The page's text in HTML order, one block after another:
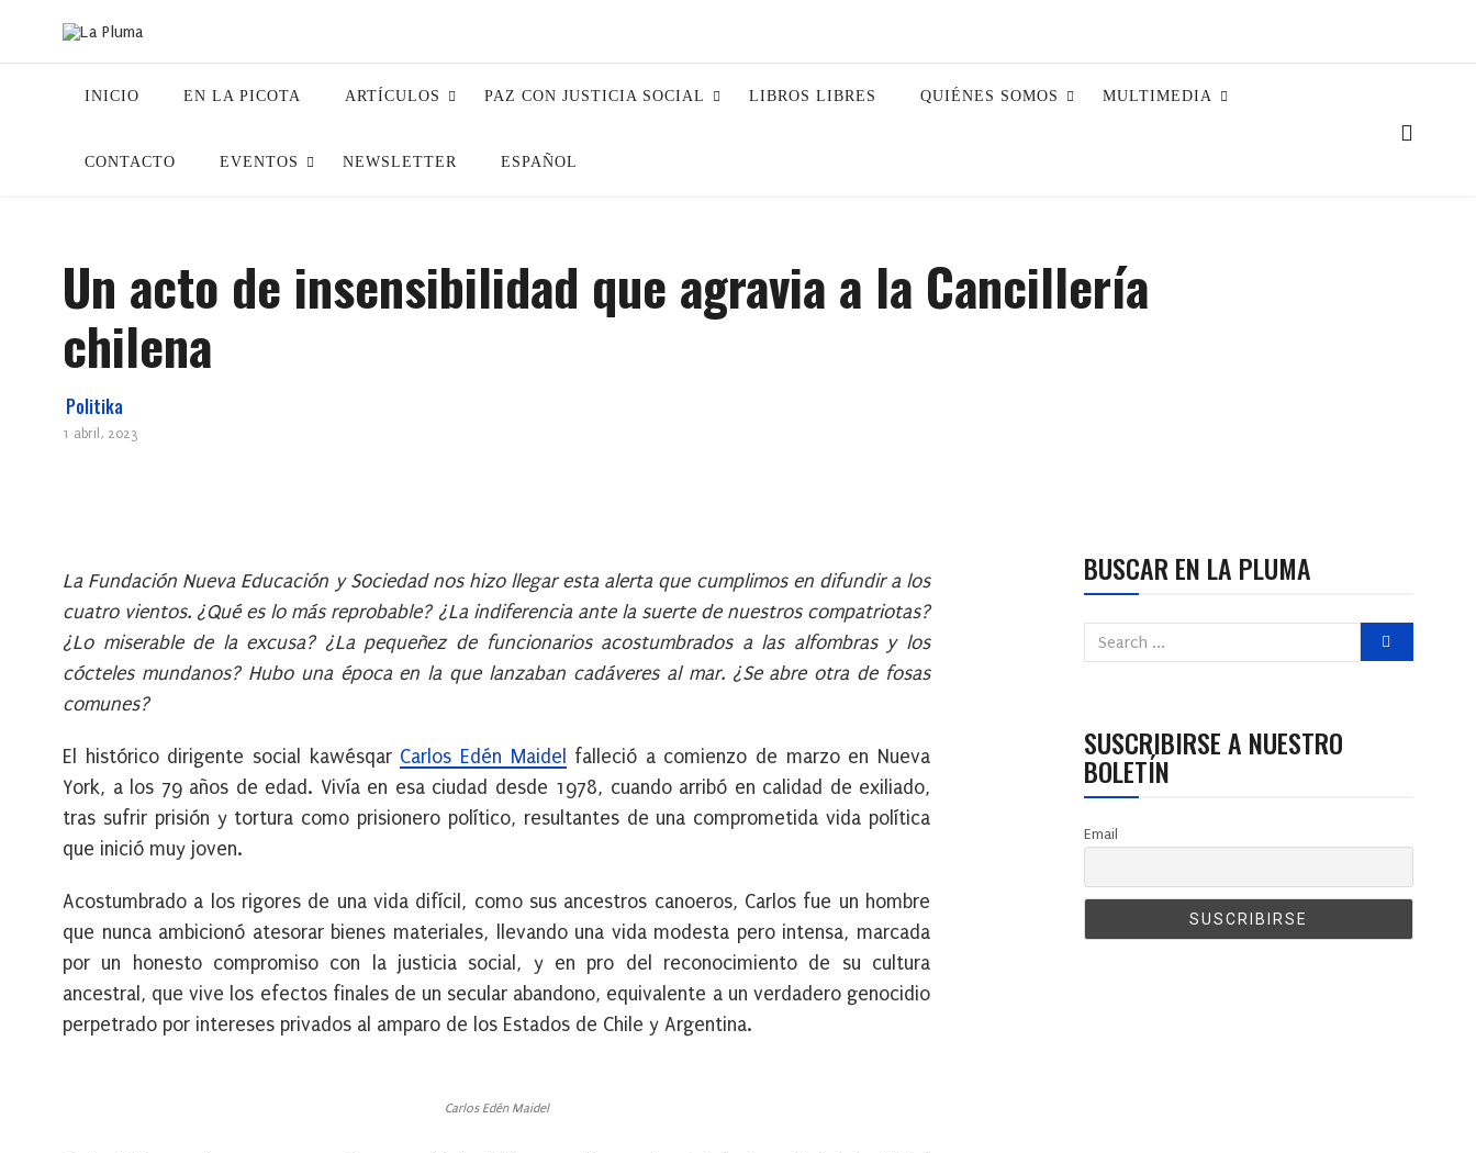
INICIO EN LA PICOTA ARTÍCULOS PAZ CON JUSTICIA SOCIAL LIBROS LIBRES QUIÉNES SOMOS MULTIMEDIA
CONTACTO EVENTOS NEWSLETTER ESPAÑOL
Un acto de insensibilidad que agravia a la Cancillería
chilena
Politika
1 abril, 2023
La Fundación Nueva Educación y Sociedad nos hizo llegar esta alerta que cumplimos en difundir a los
cuatro vientos. ¿Qué es lo más reprobable? ¿La indiferencia ante la suerte de nuestros compatriotas?
¿Lo miserable de la excusa? ¿La pequeñez de funcionarios acostumbrados a las alfombras y los
cócteles mundanos? Hubo una época en la que lanzaban cadáveres al mar. ¿Se abre otra de fosas
comunes?
El histórico dirigente social kawésqar Carlos Edén Maidel
falleció a comienzo de marzo en Nueva
York, a los 79 años de edad. Vivía en esa ciudad desde 1978, cuando arribó en calidad de exiliado,
tras sufrir prisión y tortura como prisionero político, resultantes de una comprometida vida política
que inició muy joven.
Acostumbrado a los rigores de una vida difícil, como sus ancestros canoeros, Carlos fue un hombre
que nunca ambicionó atesorar bienes materiales, llevando una vida modesta pero intensa, marcada
por un honesto compromiso con la justicia social, y en pro del reconocimiento de su cultura
ancestral, que vive los efectos finales de un secular abandono, equivalente a un verdadero genocidio
perpetrado por intereses privados al amparo de los Estados de Chile y Argentina.
Carlos Edén Maidel
BUSCAR EN LA PLUMA
SUSCRIBIRSE A NUESTRO
BOLETÍN
Email